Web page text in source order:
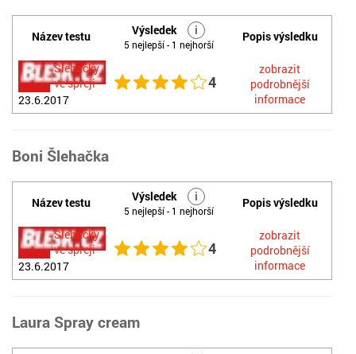
Název testu Výsledek i
5 nejlepší - 1 nejhorší
Popis výsledku
Šlehačky
ve spreji
23.6.2017
4
zobrazit
podrobnější
informace
Boni Šlehačka
Název testu Výsledek i
5 nejlepší - 1 nejhorší
Popis výsledku
Šlehačky
ve spreji
23.6.2017
4
zobrazit
podrobnější
informace
Laura Spray cream